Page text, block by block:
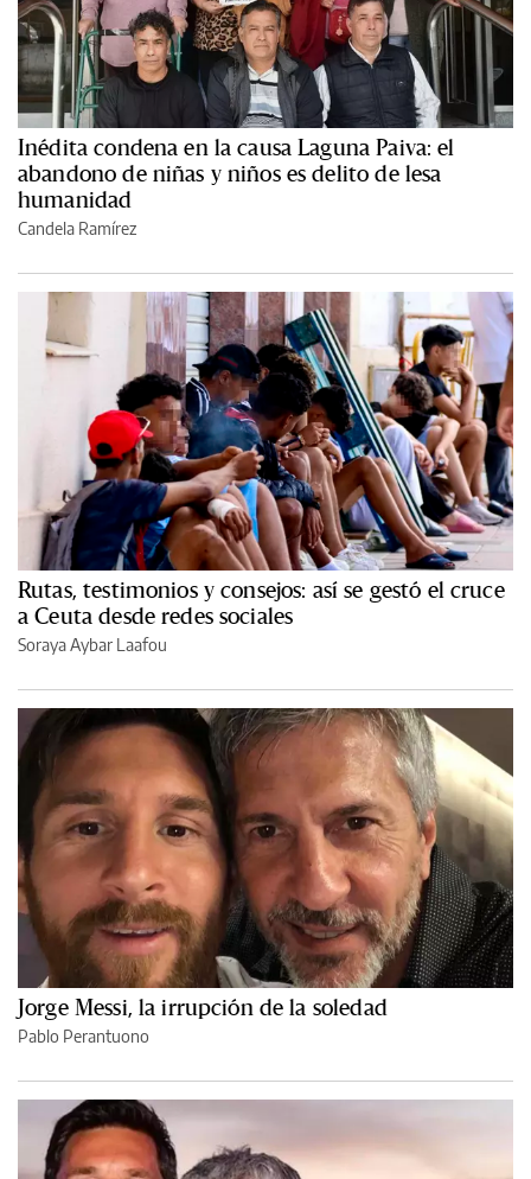
Inédita condena en la causa Laguna Paiva: el
abandono de niñas y niños es delito de lesa
humanidad
Candela Ramírez
Rutas, testimonios y consejos: así se gestó el cruce
a Ceuta desde redes sociales
Soraya Aybar Laafou
Jorge Messi, la irrupción de la soledad
Pablo Perantuono